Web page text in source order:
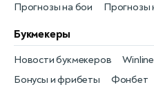
Прогнозы на бои Прогнозы
Букмекеры
Бонусы и фрибеты
Новости букмекеров
Фонбет
Winline